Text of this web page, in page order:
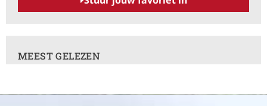
v
MEEST GELEZEN